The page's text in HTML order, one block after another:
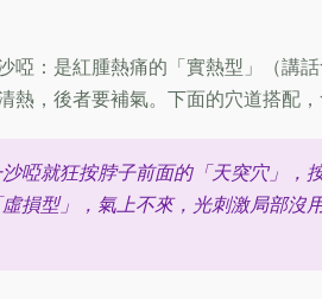
啞：是紅腫熱痛的「實熱型」（講
熱，後者要補氣。下面的穴道搭配，
啞就狂按脖子前面的「天突穴」，
損型」，氣上不來，光刺激局部沒